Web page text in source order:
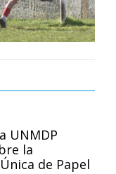
UNMDP
la
de Papel